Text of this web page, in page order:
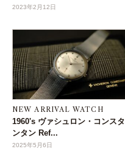
2023年2月12日
NEW ARRIVAL WATCH
1960's ヴァシュロン・コンスタ
ンタン Ref...
2025年5月6日